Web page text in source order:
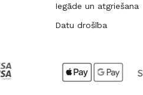
Iegāde un atgriešana
Datu drošība